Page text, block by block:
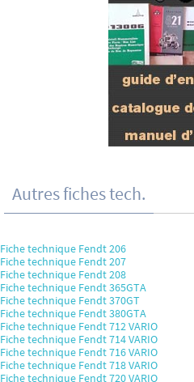
Autres fiches tech.
Fiche technique Fendt 206
Fiche technique Fendt 207
Fiche technique Fendt 208
Fiche technique Fendt 365GTA
Fiche technique Fendt 370GT
Fiche technique Fendt 380GTA
Fiche technique Fendt 712 VARIO
Fiche technique Fendt 714 VARIO
Fiche technique Fendt 716 VARIO
Fiche technique Fendt 718 VARIO
Fiche technique Fendt 720 VARIO